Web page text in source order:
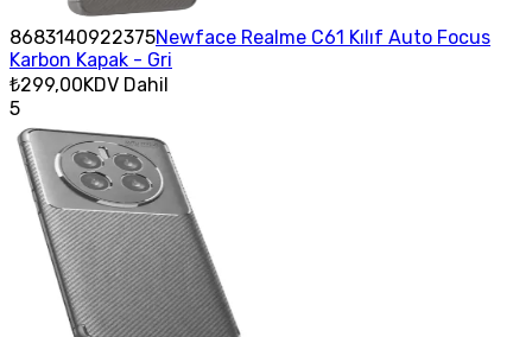
8683140922375Newface Realme C61 Kılıf Auto Focus
Karbon Kapak - Gri
₺299,00KDV Dahil
5